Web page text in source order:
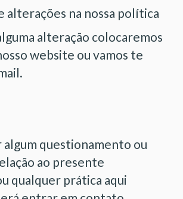
alterações na nossa política
alteração colocaremos
website ou vamos te
algum questionamento ou
ao presente
qualquer prática aqui